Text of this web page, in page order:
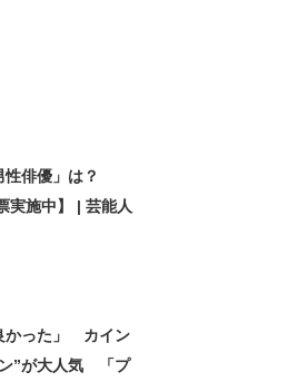
俳優」は？
実施中】 | 芸能人
かった」 カイン
”が大人気 「プ